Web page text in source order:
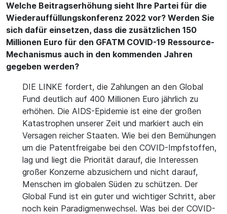
Welche Beitragserhöhung sieht Ihre Partei für die
Wiederauffüllungskonferenz 2022 vor? Werden Sie
sich dafür einsetzen, dass die zusätzlichen 150
Millionen Euro für den GFATM COVID-19 Ressource-
Mechanismus auch in den kommenden Jahren
gegeben werden?
DIE LINKE fordert, die Zahlungen an den Global
Fund deutlich auf 400 Millionen Euro jährlich zu
erhöhen. Die AIDS-Epidemie ist eine der großen
Katastrophen unserer Zeit und markiert auch ein
Versagen reicher Staaten. Wie bei den Bemühungen
um die Patentfreigabe bei den COVID-Impfstoffen,
lag und liegt die Priorität darauf, die Interessen
großer Konzerne abzusichern und nicht darauf,
Menschen im globalen Süden zu schützen. Der
Global Fund ist ein guter und wichtiger Schritt, aber
noch kein Paradigmenwechsel. Was bei der COVID-